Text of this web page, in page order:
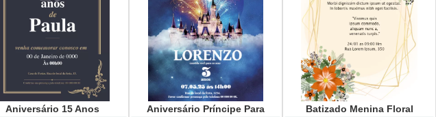
Aniversário 15 Anos Aniversário Príncipe Para Batizado Menina Floral